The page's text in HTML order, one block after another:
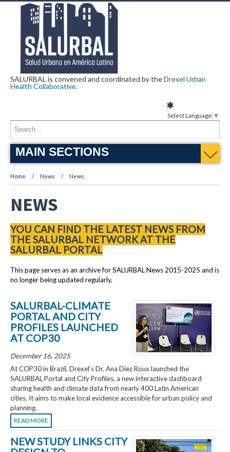
SALURBAL is convened and coordinated by theDrexel Urban
Health Collaborative.
MAIN SECTIONS
Home News News
NEWS
YOU CAN FIND THE LATEST NEWS FROM
THE SALURBAL NETWORK AT THE
SALURBAL PORTAL
This page serves as an archive for SALURBAL News 2015-2025 and is
no longer being updated regularly.
SALURBAL-CLIMATE
PORTAL AND CITY
PROFILES LAUNCHED
AT COP30
December 16, 2025
At COP30 in Brazil, Drexel’s Dr. Ana Diez Roux launched the
SALURBAL Portal and City Profiles, a new interactive dashboard
sharing health and climate data from nearly 400 Latin American
cities. It aims to make local evidence accessible for urban policy and
planning.
READ MORE
NEW STUDY LINKS CITY
Select Language ▼